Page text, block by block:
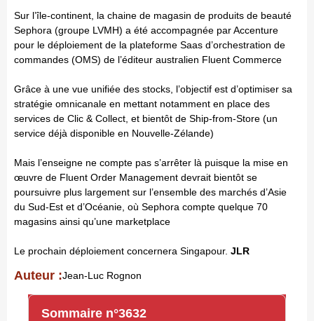
Sommaire n°3632
Sur l’île-continent, la chaine de magasin de produits de beauté
Sephora (groupe LVMH) a été accompagnée par Accenture
pour le déploiement de la plateforme Saas d’orchestration de
commandes (OMS) de l’éditeur australien Fluent Commerce
Grâce à une vue unifiée des stocks, l’objectif est d’optimiser sa
stratégie omnicanale en mettant notamment en place des
services de Clic & Collect, et bientôt de Ship-from-Store (un
service déjà disponible en Nouvelle-Zélande)
Mais l’enseigne ne compte pas s’arrêter là puisque la mise en
œuvre de Fluent Order Management devrait bientôt se
poursuivre plus largement sur l’ensemble des marchés d’Asie
du Sud-Est et d’Océanie, où Sephora compte quelque 70
magasins ainsi qu’une marketplace
Le prochain déploiement concernera Singapour. JLR
Auteur :Jean-Luc Rognon